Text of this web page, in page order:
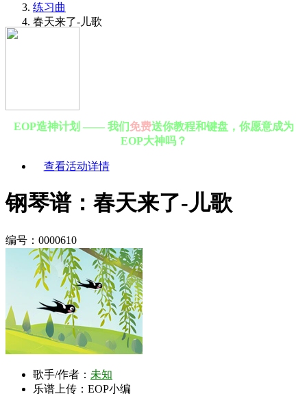
练习曲
春天来了-儿歌
EOP造神计划 —— 我们免费送你教程和键盘，你愿意成为
EOP大神吗？
查看活动详情
钢琴谱：春天来了-儿歌
编号：0000610
歌手/作者： 未知
乐谱上传：EOP小编